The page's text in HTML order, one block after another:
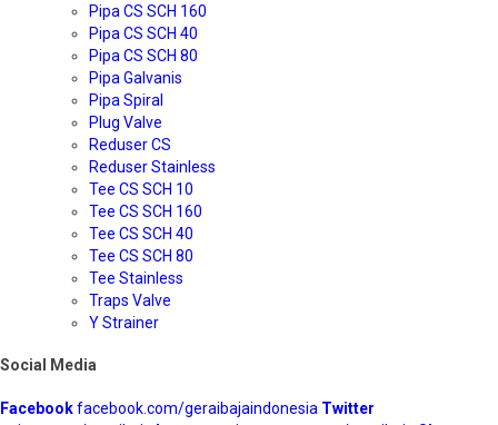
Pipa CS SCH 160
Pipa CS SCH 40
Pipa CS SCH 80
Pipa Galvanis
Pipa Spiral
Plug Valve
Reduser CS
Reduser Stainless
Tee CS SCH 10
Tee CS SCH 160
Tee CS SCH 40
Tee CS SCH 80
Tee Stainless
Traps Valve
Y Strainer
Social Media
Facebookfacebook.com/geraibajaindonesia Twitter